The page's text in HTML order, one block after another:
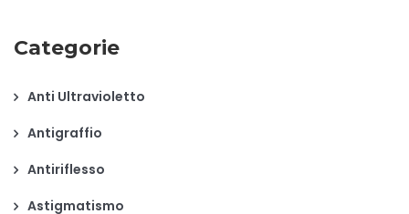
Categorie
Anti Ultravioletto
Antigraffio
Antiriflesso
Astigmatismo